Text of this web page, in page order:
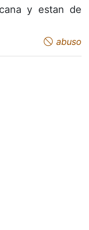
y estan de
abuso